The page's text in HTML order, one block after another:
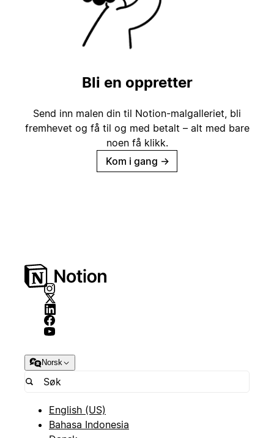
Bli en oppretter
Send inn malen din til Notion-malgalleriet, bli
fremhevet og få til og med betalt – alt med bare
noen få klikk.
Kom i gang →
Norsk
English (US)
Bahasa Indonesia